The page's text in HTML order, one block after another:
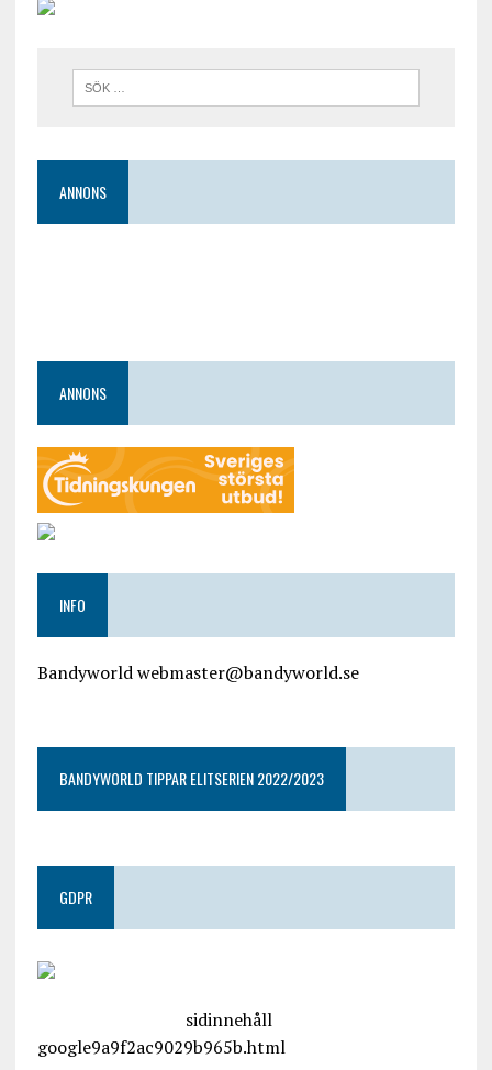
ANNONS
ANNONS
INFO
Bandyworld webmaster@bandyworld.se
BANDYWORLD TIPPAR ELITSERIEN 2022/2023
GDPR
sidinnehåll
google9a9f2ac9029b965b.html